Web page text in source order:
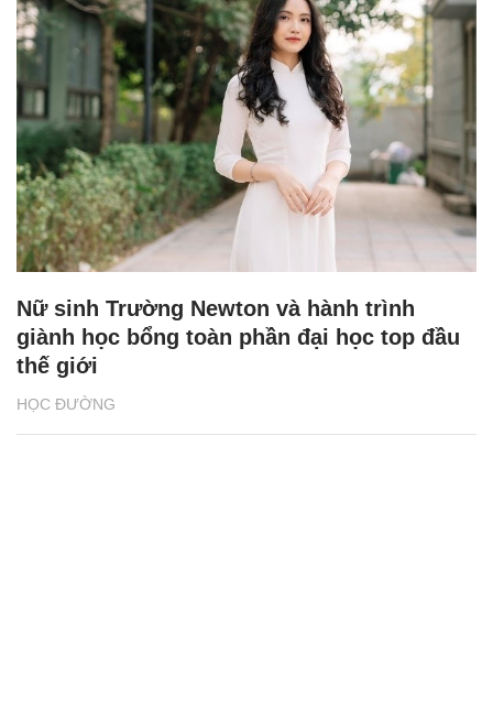
HỌC ĐƯỜNG
Nữ sinh Trường Newton và hành trình
giành học bổng toàn phần đại học top đầu
thế giới